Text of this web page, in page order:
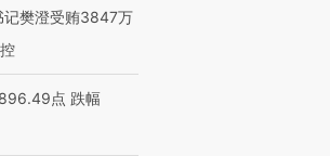
记樊澄受贿3847万
点 跌幅